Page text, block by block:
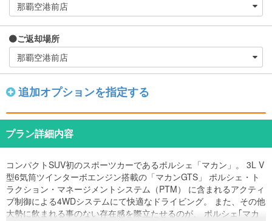
ご返却場所
追加オプションを指定する
プラン詳細内容
コンパクトSUV初のスポーツカーであるポルシェ「マカン」。 3L V
型6気筒ツインターボエンジン搭載の「マカンGTS」 ポルシェ・ト
ラクション・マネージメントシステム（PTM） に含まれるアクティ
ブ制御による4WDシステムにて快適なドライビング。 また、その他
大勢に飲まれる事のない存在感を際立たせるのが、 ポルシェ｢マカ